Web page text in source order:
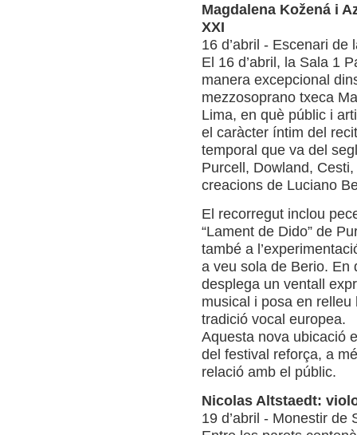
Magdalena Kožená i
XXI
16 d’abril - Escenari de
El 16 d’abril, la Sala 1
manera excepcional
mezzosoprano txeca
Lima, en què públic i
el caràcter íntim del
temporal que va del
Purcell, Dowland,
creacions de Luciano
El recorregut inclou
“Lament de Dido” de
també a
a veu sola de Berio. En
desplega un ventall
musical i posa en
tradició vocal europea.
Aquesta nova ubicació
del festival reforça, a
relació amb el públic.
Nicolas Altstaedt:
19 d’abril - Monestir de